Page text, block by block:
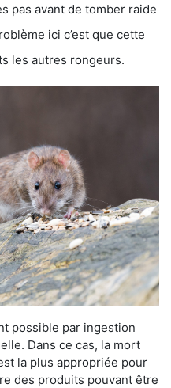
pas avant de tomber raide
ici c’est que cette
les autres rongeurs.
possible par ingestion
Dans ce cas, la mort
la plus appropriée pour
des produits pouvant être